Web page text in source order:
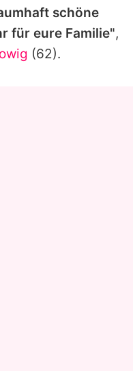
schöne
für eure Familie",
(62).